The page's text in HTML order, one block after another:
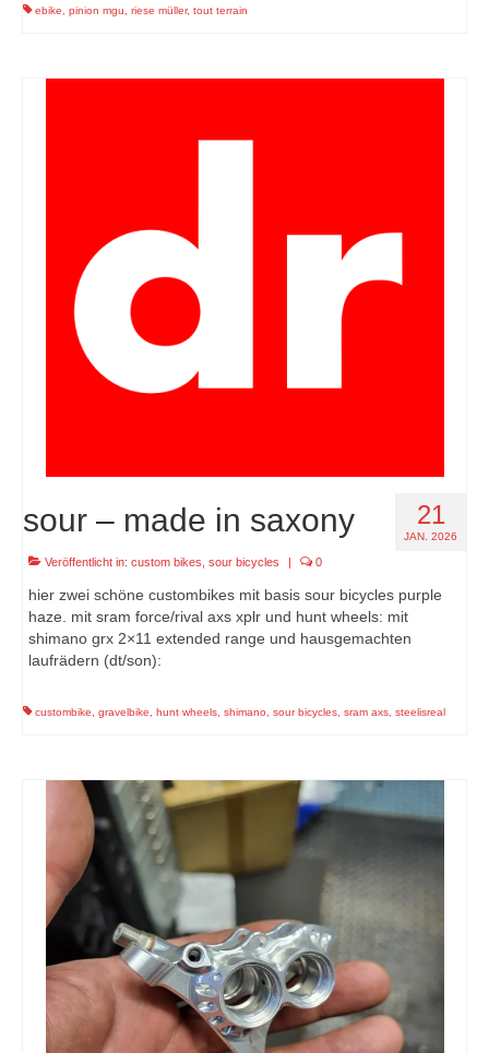
ebike pinion mgu riese müller, tout terrain
21
JAN. 2026
sour – made in saxony
Veröffentlicht in: custom bikes sour bicycles | 0
hier zwei schöne custombikes mit basis sour bicycles purple
haze. mit sram force/rival axs xplr und hunt wheels: mit
shimano grx 2×11 extended range und hausgemachten
laufrädern (dt/son):
custombike gravelbike hunt wheels shimano sour bicycles sram axs steelisreal